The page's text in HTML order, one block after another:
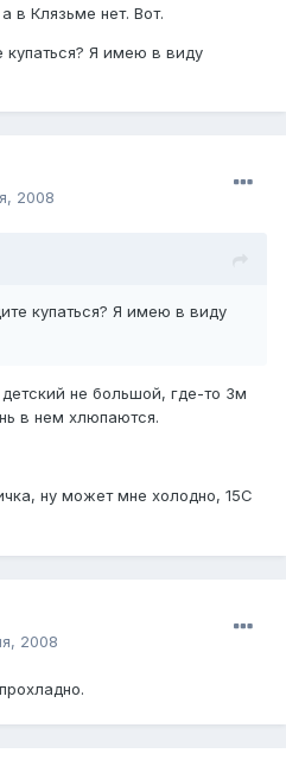
в Клязьме нет. Вот.
купаться? Я имею в виду
2008
купаться? Я имею в виду
не большой, где-то 3м
в нем хлюпаются.
ну может мне холодно, 15С
2008